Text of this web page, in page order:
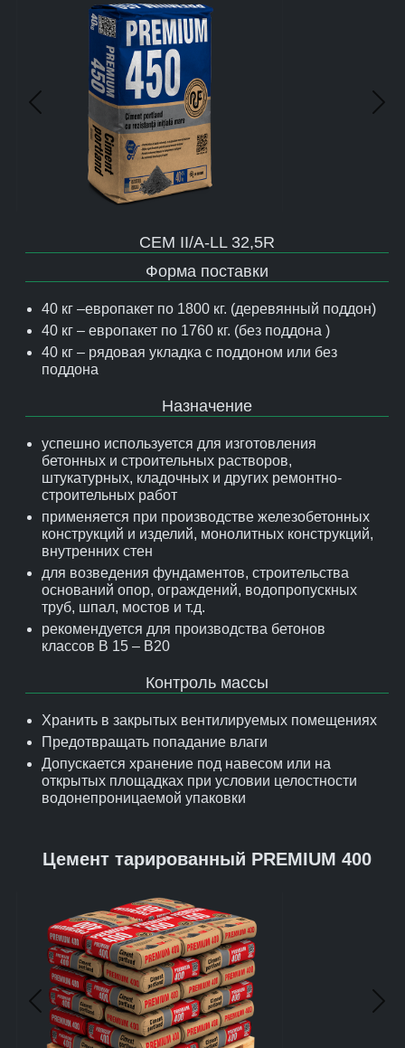
Предыдущий
CEM II/A-LL 32,5R
Форма поставки
40 кг –европакет по 1800 кг. (деревянный поддон)
40 кг – европакет по 1760 кг. (без поддона )
40 кг – рядовая укладка с поддоном или без
поддона
Назначение
успешно используется для изготовления
бетонных и строительных растворов,
штукатурных, кладочных и других ремонтно-
строительных работ
применяется при производстве железобетонных
конструкций и изделий, монолитных конструкций,
внутренних стен
для возведения фундаментов, строительства
оснований опор, ограждений, водопропускных
труб, шпал, мостов и т.д.
рекомендуется для производства бетонов
классов В 15 – В20
Контроль массы
Хранить в закрытых вентилируемых помещениях
Предотвращать попадание влаги
Допускается хранение под навесом или на
открытых площадках при условии целостности
водонепроницаемой упаковки
Цемент тарированный PREMIUM 400
Предыдущий